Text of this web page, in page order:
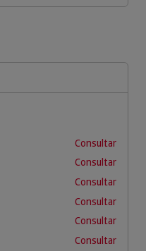
Consultar
Consultar
Consultar
Consultar
Consultar
Consultar